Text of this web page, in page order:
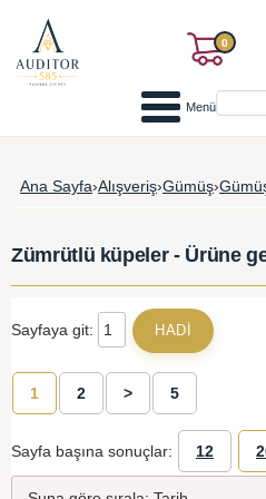
0
Menü
Ana Sayfa›Alışveriş›Gümüş›
Zümrütlü küpeler - Ürüne
Sayfaya git:
1 2 > 5
Sayfa başına sonuçlar: 12